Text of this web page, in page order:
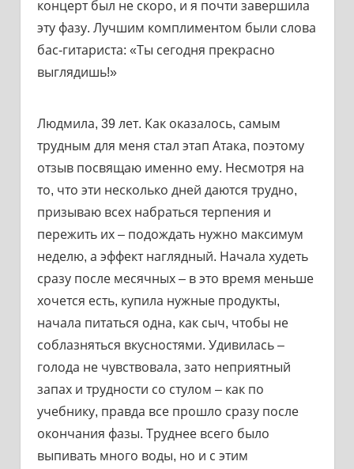
концерт был не скоро, и я почти завершила
эту фазу. Лучшим комплиментом были слова
бас-гитариста: «Ты сегодня прекрасно
выглядишь!»
Людмила, 39 лет. Как оказалось, самым
трудным для меня стал этап Атака, поэтому
отзыв посвящаю именно ему. Несмотря на
то, что эти несколько дней даются трудно,
призываю всех набраться терпения и
пережить их – подождать нужно максимум
неделю, а эффект наглядный. Начала худеть
сразу после месячных – в это время меньше
хочется есть, купила нужные продукты,
начала питаться одна, как сыч, чтобы не
соблазняться вкусностями. Удивилась –
голода не чувствовала, зато неприятный
запах и трудности со стулом – как по
учебнику, правда все прошло сразу после
окончания фазы. Труднее всего было
выпивать много воды, но и с этим